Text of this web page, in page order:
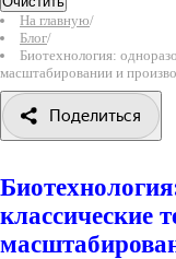
На главную/
Блог/
Биотехнология:
масштабировании и
Поделиться
классические